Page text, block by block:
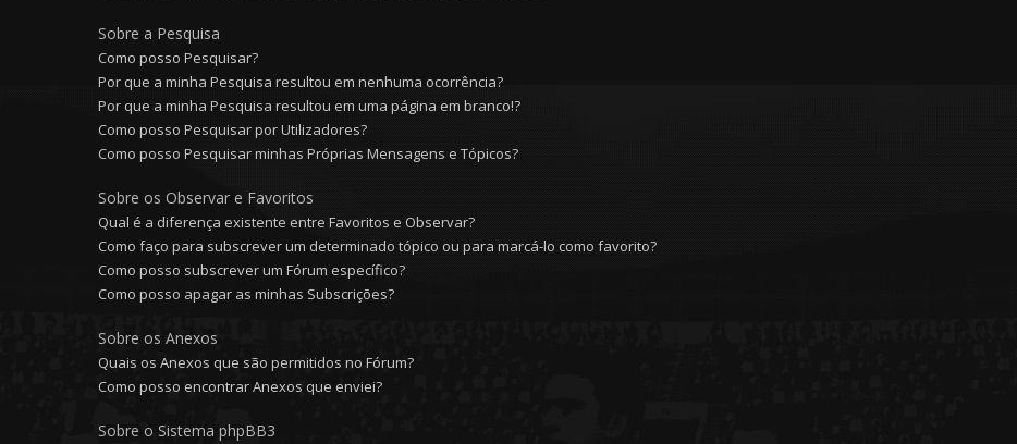
Sobre a Pesquisa
Como posso Pesquisar?
Por que a minha Pesquisa resultou em nenhuma ocorrência?
Por que a minha Pesquisa resultou em uma página em branco!?
Como posso Pesquisar por Utilizadores?
Como posso Pesquisar minhas Próprias Mensagens e Tópicos?
Sobre os Observar e Favoritos
Qual é a diferença existente entre Favoritos e Observar?
Como faço para subscrever um determinado tópico ou para marcá-lo como favorito?
Como posso subscrever um Fórum específico?
Como posso apagar as minhas Subscrições?
Sobre os Anexos
Quais os Anexos que são permitidos no Fórum?
Como posso encontrar Anexos que enviei?
Sobre o Sistema phpBB3